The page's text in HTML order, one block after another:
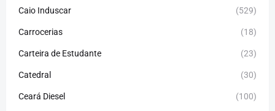
Caio Induscar (529)
Carrocerias (18)
Carteira de Estudante (23)
Catedral (30)
Ceará Diesel (100)